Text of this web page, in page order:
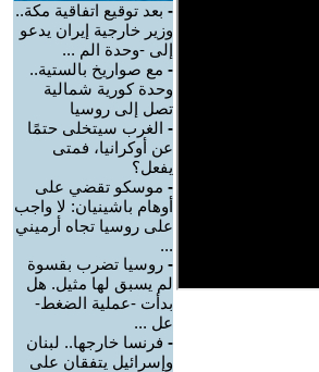
- بعد توقيع اتفاقية مكة..
وزير خارجية إيران يدعو
إلى -وحدة الم ...
- مع صواريخ بالستية..
وحدة كورية شمالية
تصل إلى روسيا
- الغرب سيتخلى حتمًا
عن أوكرانيا، فمتى
يفعل؟
- موسكو تقضي على
أوهام باشينيان: لا واجب
على روسيا تجاه أرميني
...
- روسيا تضرب بقسوة
لم يسبق لها مثيل. هل
بدأت -عملية الضغط-
عل ...
- فرنسا خارجها.. لبنان
وإسرائيل يتفقان على